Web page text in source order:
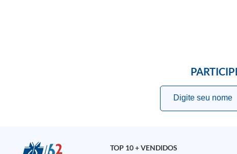
TOP 10 + VENDIDOS